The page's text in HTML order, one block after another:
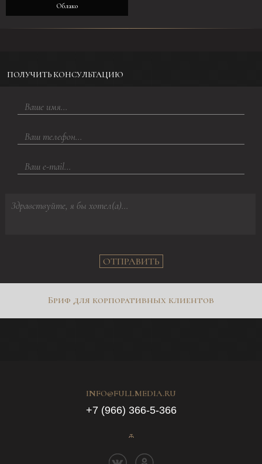
Облако
ПОЛУЧИТЬ КОНСУЛЬТАЦИЮ
ОТПРАВИТЬ
Бриф для корпоративных клиентов
INFO@FULLMEDIA.RU
+7 (966) 366-5-366